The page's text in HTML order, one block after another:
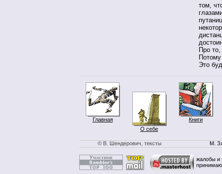
том,
Про
Это
Главная
О себе
Книги
© В. Шендерович, тексты М.
жалобы и